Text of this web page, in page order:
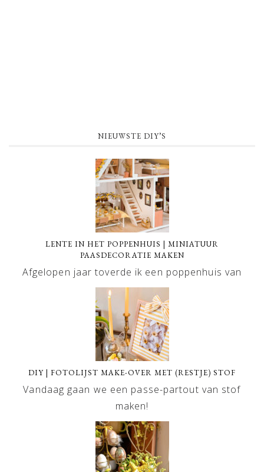
NIEUWSTE DIY’S
LENTE IN HET POPPENHUIS | MINIATUUR
PAASDECORATIE MAKEN
Afgelopen jaar toverde ik een poppenhuis van
DIY | FOTOLIJST MAKE-OVER MET (RESTJE) STOF
Vandaag gaan we een passe-partout van stof
maken!